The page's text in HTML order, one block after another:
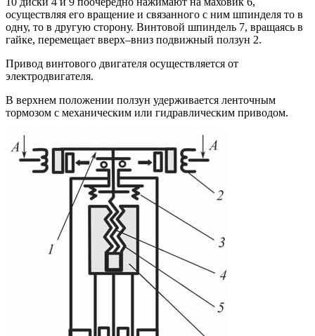
осуществляя его вращение и связанного с ним шпинделя то в
одну, то в другую сторону. Винтовой шпиндель 7, вращаясь в
гайке, перемещает вверх–вниз подвижный ползун 2.
Привод винтового двигателя осуществляется от
электродвигателя.
В верхнем положении ползун удерживается ленточным
тормозом с механическим или гидравлическим приводом.